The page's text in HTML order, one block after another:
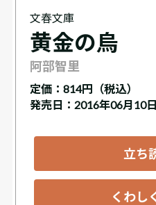
文春文庫
黄金の烏
阿部智里
定価： 814円（税込）
発売日：2016年06月10日
立ち
くわし